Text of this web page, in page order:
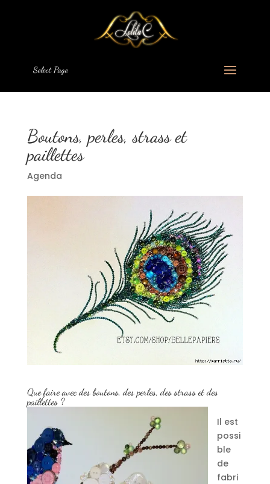
Select Page
Boutons, perles, strass et
paillettes
Agenda
Que faire avec des boutons, des perles, des strass et des
paillettes ?
Il est
possi
ble
de
fabri